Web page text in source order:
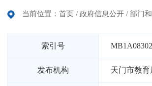
当前位置： 首页 / 政府信息公开 / 部门
索引号
发布机构 天门市教育